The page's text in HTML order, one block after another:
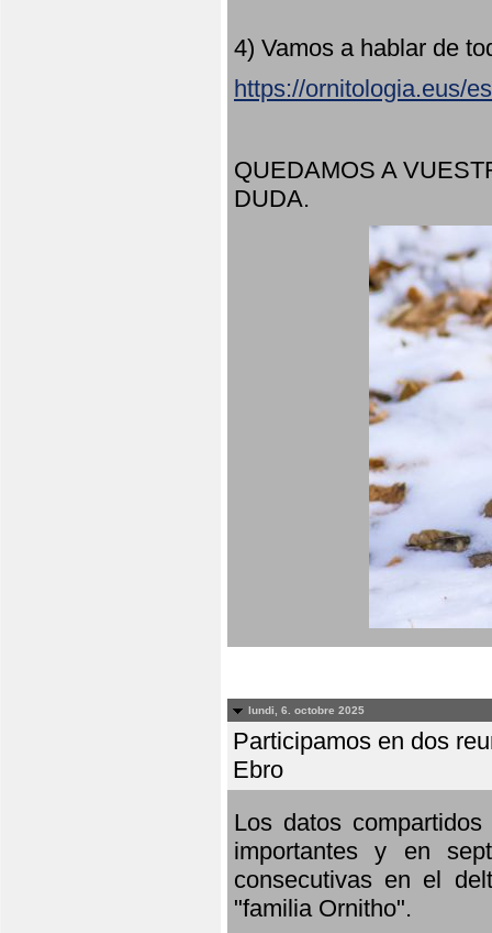
4) Vamos a hablar de
https://ornitologia.eus/
QUEDAMOS A
DUDA.
lundi, 6. octobre 2025
Participamos en dos
Ebro
Los datos
importantes y en
consecutivas en el
"familia Ornitho".